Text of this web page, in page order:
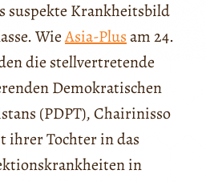
suspekte Krankheitsbild
WieAsia-Plusam 24.
die stellvertretende
Demokratischen
(PDPT), Chairinisso
ihrer Tochter in das
in